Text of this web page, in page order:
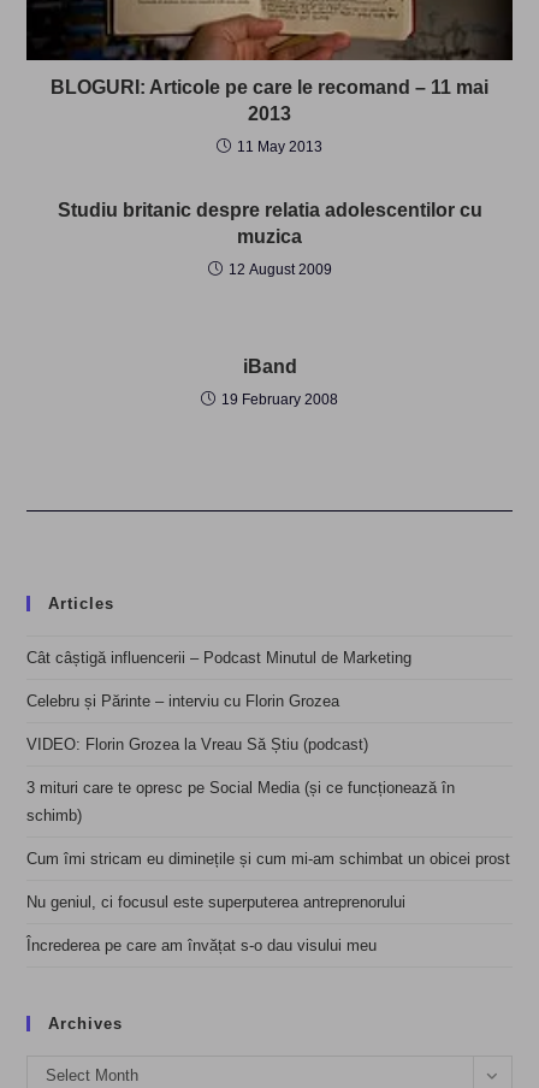
BLOGURI: Articole pe care le recomand – 11 mai
2013
11 May 2013
Studiu britanic despre relatia adolescentilor cu
muzica
12 August 2009
iBand
19 February 2008
Articles
Cât câștigă influencerii – Podcast Minutul de Marketing
Celebru și Părinte – interviu cu Florin Grozea
VIDEO: Florin Grozea la Vreau Să Știu (podcast)
3 mituri care te opresc pe Social Media (și ce funcționează în
schimb)
Cum îmi stricam eu diminețile și cum mi-am schimbat un obicei prost
Nu geniul, ci focusul este superputerea antreprenorului
Încrederea pe care am învățat s-o dau visului meu
Archives
Archives
Select Month